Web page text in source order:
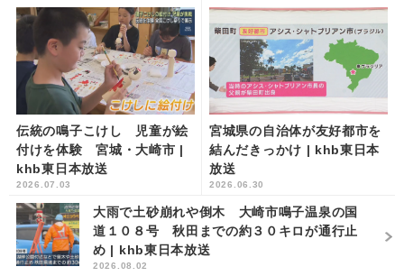
伝統の鳴子こけし 児童が絵
付けを体験 宮城・大崎市 |
khb東日本放送
2026.07.03
宮城県の自治体が友好都市を
結んだきっかけ | khb東日本
放送
2026.06.30
大雨で土砂崩れや倒木 大崎市鳴子温泉の国
道１０８号 秋田までの約３０キロが通行止
め | khb東日本放送
2026.08.02